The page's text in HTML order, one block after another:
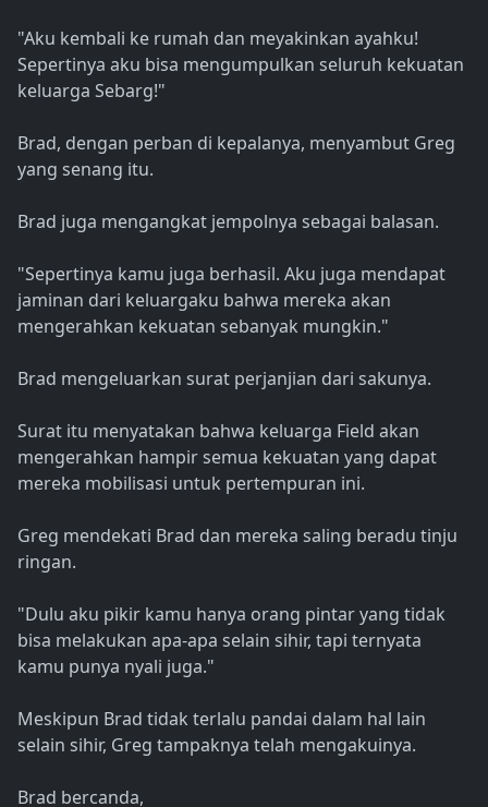
"Aku kembali ke rumah dan meyakinkan ayahku!
Sepertinya aku bisa mengumpulkan seluruh kekuatan
keluarga Sebarg!"
Brad, dengan perban di kepalanya, menyambut Greg
yang senang itu.
Brad juga mengangkat jempolnya sebagai balasan.
"Sepertinya kamu juga berhasil. Aku juga mendapat
jaminan dari keluargaku bahwa mereka akan
mengerahkan kekuatan sebanyak mungkin."
Brad mengeluarkan surat perjanjian dari sakunya.
Surat itu menyatakan bahwa keluarga Field akan
mengerahkan hampir semua kekuatan yang dapat
mereka mobilisasi untuk pertempuran ini.
Greg mendekati Brad dan mereka saling beradu tinju
ringan.
"Dulu aku pikir kamu hanya orang pintar yang tidak
bisa melakukan apa-apa selain sihir, tapi ternyata
kamu punya nyali juga."
Meskipun Brad tidak terlalu pandai dalam hal lain
selain sihir, Greg tampaknya telah mengakuinya.
Brad bercanda,